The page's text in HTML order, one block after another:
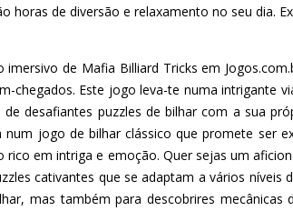
horas de diversão e relaxamento no seu dia.
de Mafia Billiard Tricks em
chegados. Este jogo leva-te numa intrigante
desafiantes puzzles de bilhar com a sua
jogo de bilhar clássico que promete ser
em intriga e emoção. Quer sejas um
cativantes que se adaptam a vários níveis
mas também para descobrires